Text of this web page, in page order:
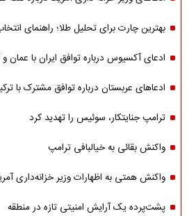
بهترین چارت برای تحلیل طلا؛ راهنمای
ادعای آکسیوس درباره توافق ایران با عمان و
ادعاهای عربستان درباره توافق مشترک با
ترامپ جنایتکار، سوئیس را تهدید کرد
واکنش بقائی به خیالبافی ترامپ
واکنش همتی به اظهارات وزیر خزانه‌داری
پشت‌پرده یک آرایش امنیتی تازه در منطقه